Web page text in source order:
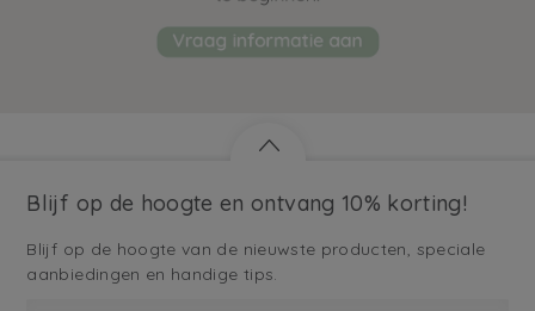
Blijf op de hoogte en ontvang 10% korting!
Blijf op de hoogte van de nieuwste producten, speciale
aanbiedingen en handige tips.